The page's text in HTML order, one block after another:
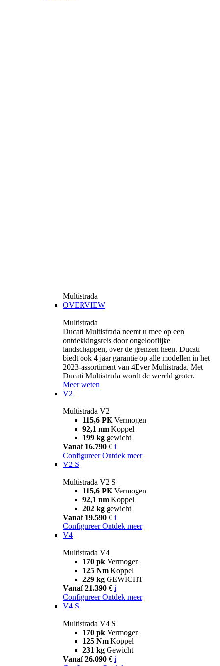
Multistrada
OVERVIEW
Multistrada
Ducati Multistrada neemt u mee op een
ontdekkingsreis door ongelooflijke
landschappen, over de grenzen heen. Ducati
biedt ook 4 jaar garantie op alle modellen in het
2023-assortiment van 4Ever Multistrada. Met
Ducati Multistrada wordt de wereld groter.
Meer weten
V2
Multistrada V2
115,6 PK Vermogen
92,1 nm Koppel
199 kg gewicht
Vanaf 16.790 € i
Configureer Ontdek meer
V2 S
Multistrada V2 S
115,6 PK Vermogen
92,1 nm Koppel
202 kg gewicht
Vanaf 19.590 € i
Configureer Ontdek meer
V4
Multistrada V4
170 pk Vermogen
125 Nm Koppel
229 kg GEWICHT
Vanaf 21.390 € i
Configureer Ontdek meer
V4 S
Multistrada V4 S
170 pk Vermogen
125 Nm Koppel
231 kg Gewicht
Vanaf 26.090 € i